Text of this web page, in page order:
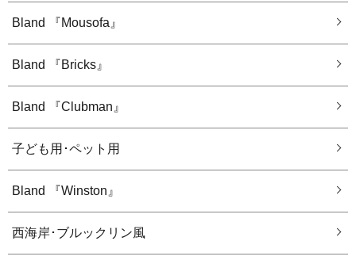
Bland 『Mousofa』
Bland 『Bricks』
Bland 『Clubman』
子ども用･ペット用
Bland 『Winston』
西海岸･ブルックリン風